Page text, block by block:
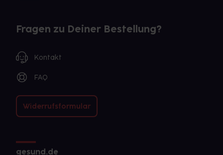
Fragen zu Deiner Bestellung?
Kontakt
FAQ
Widerrufsformular
gesund.de